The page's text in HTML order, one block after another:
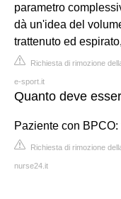
parametro
dà un'idea del
trattenuto ed
Richiesta di rimozione
e-sport.it
Quanto deve
Paziente con
Richiesta di rimozione
nurse24.it